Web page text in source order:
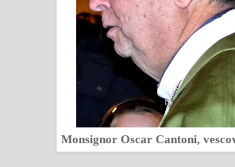
Monsignor Oscar Cantoni,